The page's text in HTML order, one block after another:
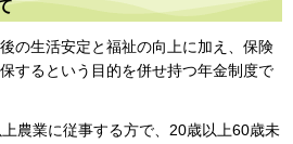
の生活安定と福祉の向上に加え、保険
するという目的を併せ持つ年金制度で
農業に従事する方で、20歳以上60歳未